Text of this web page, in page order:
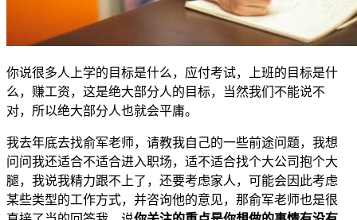
你说很多人上学的目标是什么，应付考试，上班的目标是什
么，赚工资，这是绝大部分人的目标，当然我们不能说不
对，所以绝大部分人也就会平庸。
我去年底去找俞军老师，请教我自己的一些前途问题，我想
问问我还适合不适合进入职场，适不适合找个大公司抱个大
腿，我说我精力跟不上了，还要考虑家人，可能会因此考虑
某些类型的工作方式，并咨询他的意见，那俞军老师也是很